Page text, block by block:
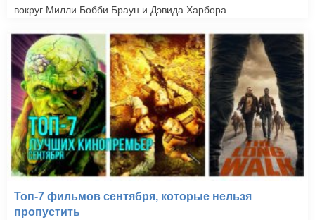
вокруг Милли Бобби Браун и Дэвида Харбора
Топ-7 фильмов сентября, которые нельзя
пропустить